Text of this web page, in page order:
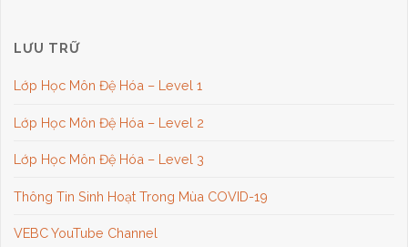
LƯU TRỮ
Lớp Học Môn Đệ Hóa – Level 1
Lớp Học Môn Đệ Hóa – Level 2
Lớp Học Môn Đệ Hóa – Level 3
Thông Tin Sinh Hoạt Trong Mùa COVID-19
VEBC YouTube Channel